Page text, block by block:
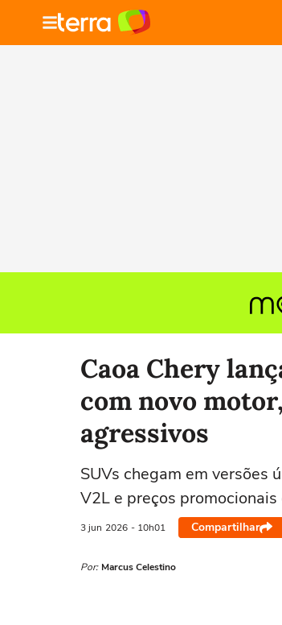
Caoa Chery
com novo
agressivos
SUVs chegam em versões
V2L e preços
3 jun 2026 - 10h01 Compartilhar
Por: Marcus Celestino